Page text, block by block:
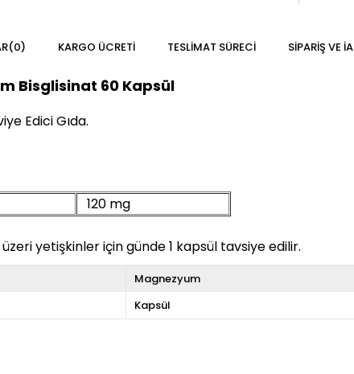
(0) KARGO ÜCRETI TESLIMAT SÜRECI SIPARIŞ VE
Bisglisinat 60 Kapsül
Edici Gıda.
120 mg
üzeri yetişkinler için günde 1 kapsül tavsiye edilir.
Magnezyum
Kapsül